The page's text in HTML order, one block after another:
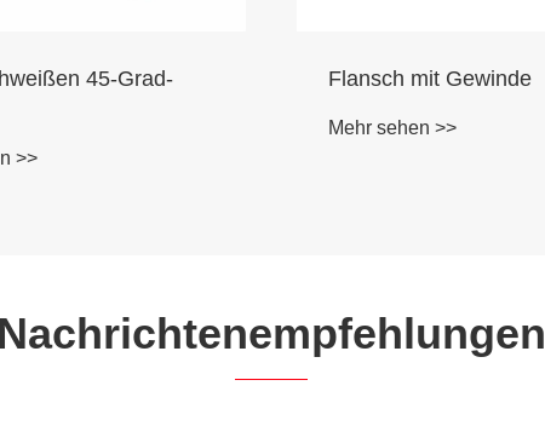
Gewinde Loser Flansch
Mehr sehen >>